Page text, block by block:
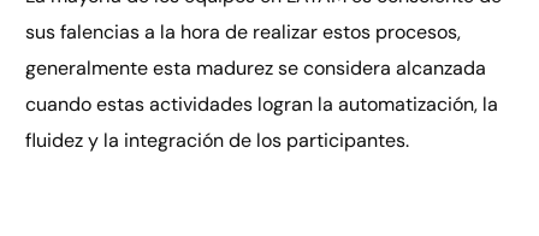
sus falencias a la hora de realizar estos procesos,
generalmente esta madurez se considera alcanzada
cuando estas actividades logran la automatización, la
fluidez y la integración de los participantes.